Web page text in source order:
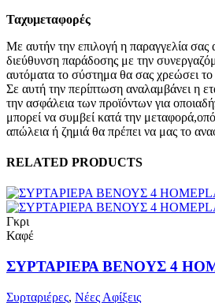
Ταχυμεταφορές
Με αυτήν την επιλογή η παραγγελία σας
διεύθυνση παράδοσης με την
αυτόματα το σύστημα θα σας χρεώσει
Σε αυτή την περίπτωση αναλαμβάνει η
την ασφάλεια των προϊόντων για
μπορεί να συμβεί κατά την
απώλεια ή ζημιά θα πρέπει να μας το
RELATED PRODUCTS
Γκρι
Καφέ
ΣΥΡΤΑΡΙΕΡΑ ΒΕΝΟΥΣ 4
Συρταριέρες, Νέες Αφίξεις